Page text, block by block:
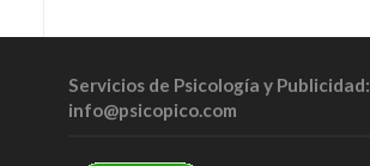
Servicios de Psicología y Publicidad:
info@psicopico.com